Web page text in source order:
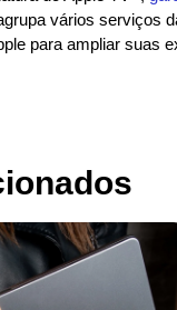
vários serviços
para ampliar suas